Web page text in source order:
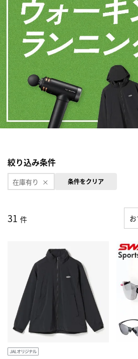
絞り込み条件
在庫有り 条件をクリア
31 件